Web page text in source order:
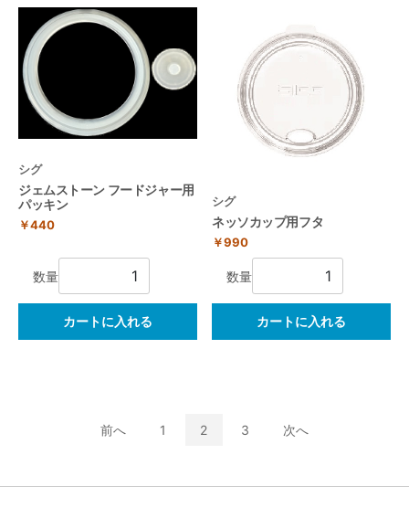
シグ
ジェムストーン フードジャー用
パッキン
￥440
数量
カートに入れる
シグ
ネッソカップ用フタ
￥990
数量
カートに入れる
前へ 1 2 3 次へ